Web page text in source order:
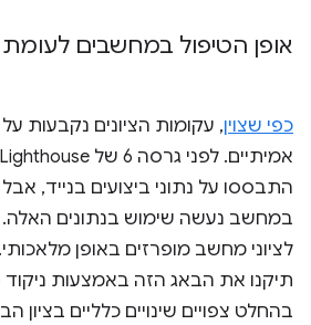
אופן הטיפול במחשבים לעומת
כפי שצוין, עקומות הציונים נקבעות
במחשב נעשה שימוש בנתונים האלה.
תיקנו את הבאג הזה באמצעות